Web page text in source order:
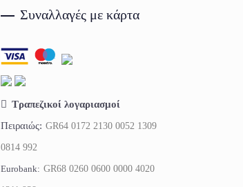
Συναλλαγές με κάρτα
Τραπεζικοί λογαριασμοί
Πειραιώς: GR64 0172 2130 0052 1309
0814 992
Eurobank: GR68 0260 0600 0000 4020